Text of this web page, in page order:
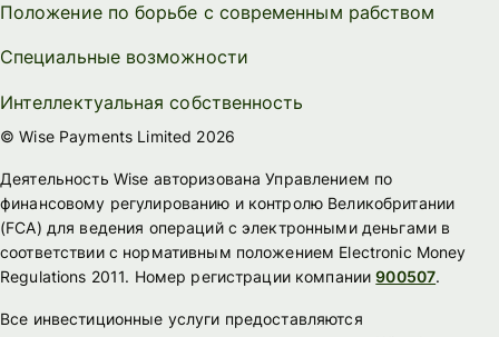
Положение по борьбе с современным рабством
Специальные возможности
Интеллектуальная собственность
© Wise Payments Limited 2026
Деятельность Wise авторизована Управлением по
финансовому регулированию и контролю Великобритании
(FСА) для ведения операций с электронными деньгами в
соответствии с нормативным положением Electronic Money
Regulations 2011. Номер регистрации компании900507.
Все инвестиционные услуги предоставляются